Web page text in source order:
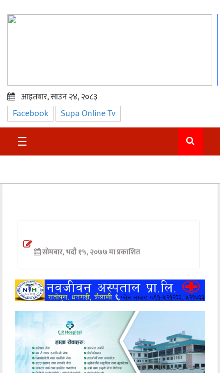
प्रमुख
समाचार
सुदुर
अन्तर्वार्ता
खेलकुद
मनोरञ्जन
अन्य
आइतबार, साउन २४, २०८३
Facebook Supa Online Tv
☰
सोमबार, भदौ १५, २०७७ मा प्रकाशित